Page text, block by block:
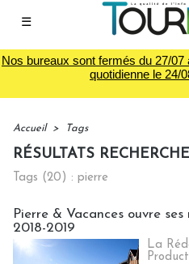
☰
Nos bureaux sont fermés du 27/
quotidienne le 24/
Accueil > Tags
RÉSULTATS RECHERCHE
Tags (20) : pierre
Pierre & Vacances ouvre
2018-2019
La